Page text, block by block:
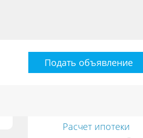
Подать объявление
Расчет ипотеки